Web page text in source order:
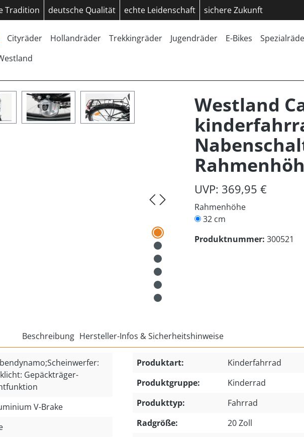
Tradition deutsche Qualität echte Leidenschaft sichere Zukunft
Cityräder Hollandräder Trekkingräder Jugendräder E-Bikes
Westland
UVP: 369,95 €
Rahmenhöhe
32 cm
Produktnummer:300521
Beschreibung Hersteller-Infos & Sicherheitshinweise
Gepäckträger-
V-Brake
Produktart:
Kinderfahrrad
Produktgruppe:
Kinderrad
Produkttyp:
Fahrrad
Radgröße:
20 Zoll